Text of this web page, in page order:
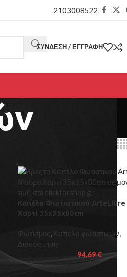
2103008522
ΣΎΝΔΕΣΗ / ΕΓΓΡΑΦΉ
Καπέλο Φωτιστικού
Χαρτί 35x35x80cm
Φωτισμός , Καπέλα φωτιστικών,
Διακόσμηση
94,69€